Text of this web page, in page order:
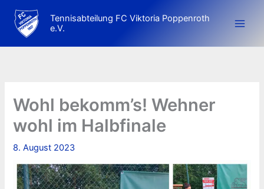
Inhalt
springen
Tennisabteilung FC Viktoria Poppenroth
e.V.
Wohl bekomm’s! Wehner
wohl im Halbfinale
8. August 2023